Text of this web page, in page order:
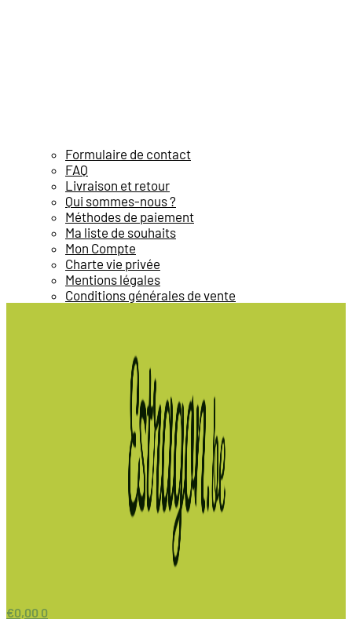
Formulaire de contact
FAQ
Livraison et retour
Qui sommes-nous ?
Méthodes de paiement
Ma liste de souhaits
Mon Compte
Charte vie privée
Mentions légales
Conditions générales de vente
€0,00 0